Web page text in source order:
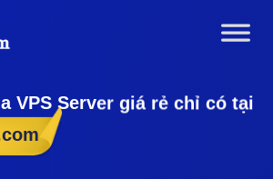
VPS Server giá rẻ chỉ có tại